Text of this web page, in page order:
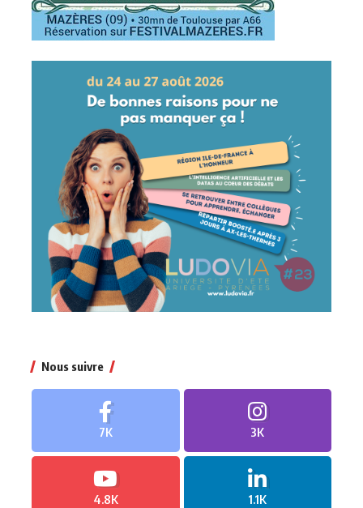
Nous suivre
7K 3K
4.8K 1.1K